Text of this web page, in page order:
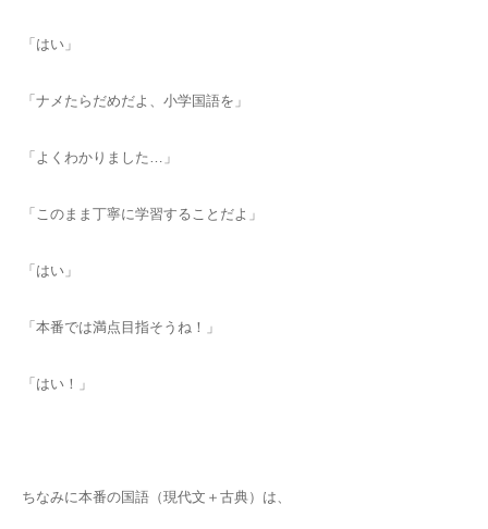
「はい」
「ナメたらだめだよ、小学国語を」
「よくわかりました…」
「このまま丁寧に学習することだよ」
「はい」
「本番では満点目指そうね！」
「はい！」
ちなみに本番の国語（現代文＋古典）は、